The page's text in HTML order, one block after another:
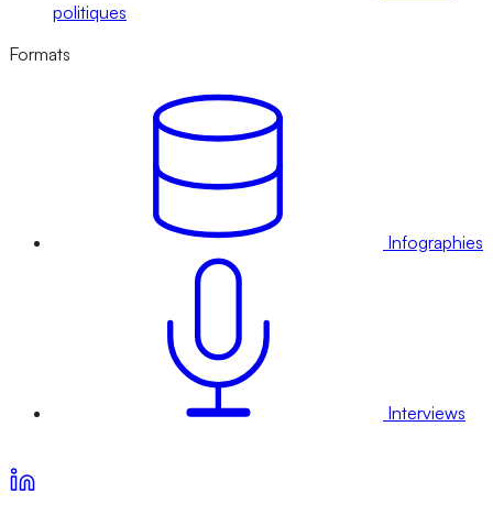
politiques
Formats
Infographies
Interviews